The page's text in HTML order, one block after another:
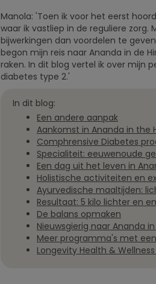
Manola: 'Toen ik voor het eerst
waar ik vastliep in de reguliere
bijwerkingen dan voordelen te
begon mijn reis naar Ananda in de
raken. In dit blog vertel ik over mijn
diabetes type 2.'
In dit blog:
Een andere aanpak
Aankomst in Ananda in the
Comphrensive Diabetes
Specialiteit: eeuwenoude
Een dag uit het leven in
Holistische activiteiten en
Ayurvedische maaltijden:
Resultaat: 5 kilo lichter en
De balans opmaken
Nieuwsgierig naar Ananda
Meer programma's met
Longevity Health &